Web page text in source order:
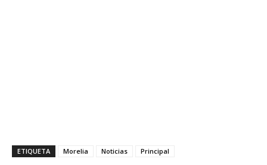
ETIQUETA Morelia Noticias Principal